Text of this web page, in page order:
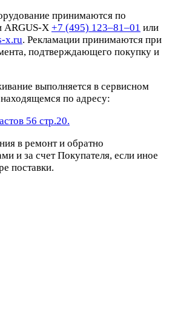
принимаются по
ARGUS-X +7 (495) 123–81–01 или
x.ru. Рекламации принимаются при
подтверждающего покупку и
выполняется в сервисном
по адресу:
56 стр.20.
в ремонт и обратно
и за счет Покупателя, если иное
поставки.